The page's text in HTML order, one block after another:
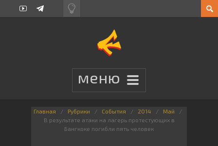
Главная Рубрики События 2014
Май
В результате атаки на лагерь протестующих в
Бангкоке погибли пять человек